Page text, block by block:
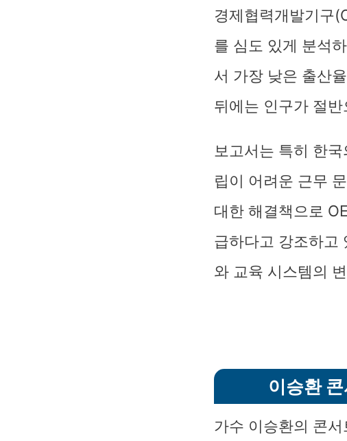
경제협력개발기구
를 심도 있게 분석
서 가장 낮은 출산
뒤에는 인구가 절
보고서는 특히 한
립이 어려운 근무
대한 해결책으로
급하다고 강조하고
와 교육 시스템의
이승환
가수 이승환의 콘